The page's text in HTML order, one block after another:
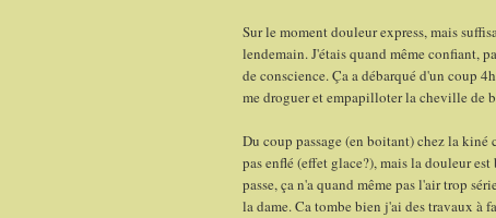
Sur le moment douleur express, mais
lendemain. J'étais quand même confiant,
de conscience. Ça a débarqué d'un coup
me droguer et empapilloter la cheville de
Du coup passage (en boitant) chez la
pas enflé (effet glace?), mais la douleur
passe, ça n'a quand même pas l'air trop
la dame. Ca tombe bien j'ai des travaux à